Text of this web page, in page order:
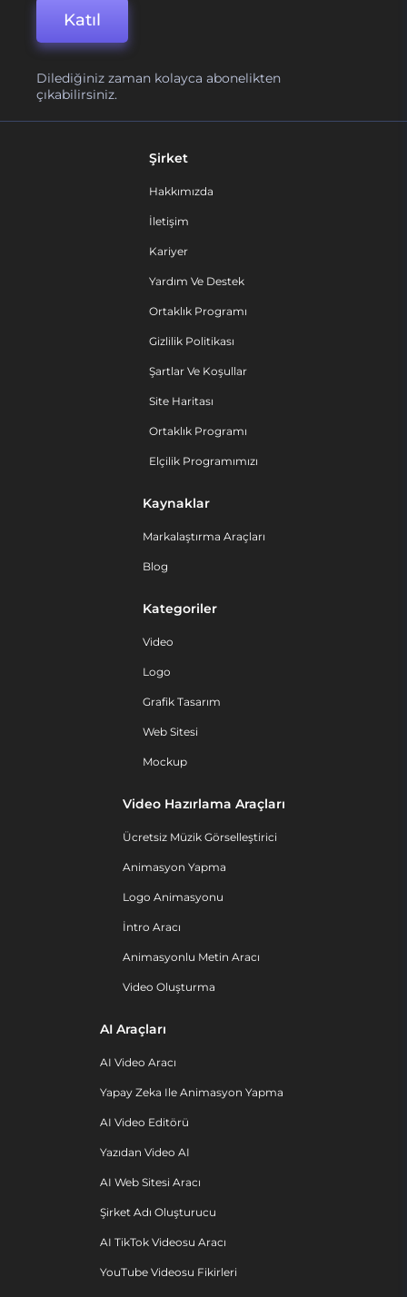
Katıl
Dilediğiniz zaman kolayca abonelikten
çıkabilirsiniz.
Şirket
Hakkımızda
İletişim
Kariyer
Yardım Ve Destek
Ortaklık Programı
Gizlilik Politikası
Şartlar Ve Koşullar
Site Haritası
Ortaklık Programı
Elçilik Programımızı
Kaynaklar
Markalaştırma Araçları
Blog
Kategoriler
Video
Logo
Grafik Tasarım
Web Sitesi
Mockup
Video Hazırlama Araçları
Ücretsiz Müzik Görselleştirici
Animasyon Yapma
Logo Animasyonu
İntro Aracı
Animasyonlu Metin Aracı
Video Oluşturma
AI Araçları
AI Video Aracı
Yapay Zeka Ile Animasyon Yapma
AI Video Editörü
Yazıdan Video AI
AI Web Sitesi Aracı
Şirket Adı Oluşturucu
AI TikTok Videosu Aracı
YouTube Videosu Fikirleri